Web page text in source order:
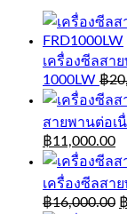
เครื่องซีลสา
1000LW ฿
สายพานต่อเ
฿11,000.00
เครื่องซีลสา
฿16,000.00 ฿